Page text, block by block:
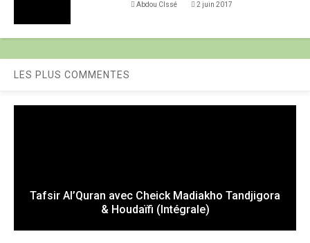
Abdou CIssé 2 juin 2017
LES PLUS COMMENTES
Tafsir Al’Quran avec Cheick Madiakho Tandjigora
& Houdaïfi (Intégrale)